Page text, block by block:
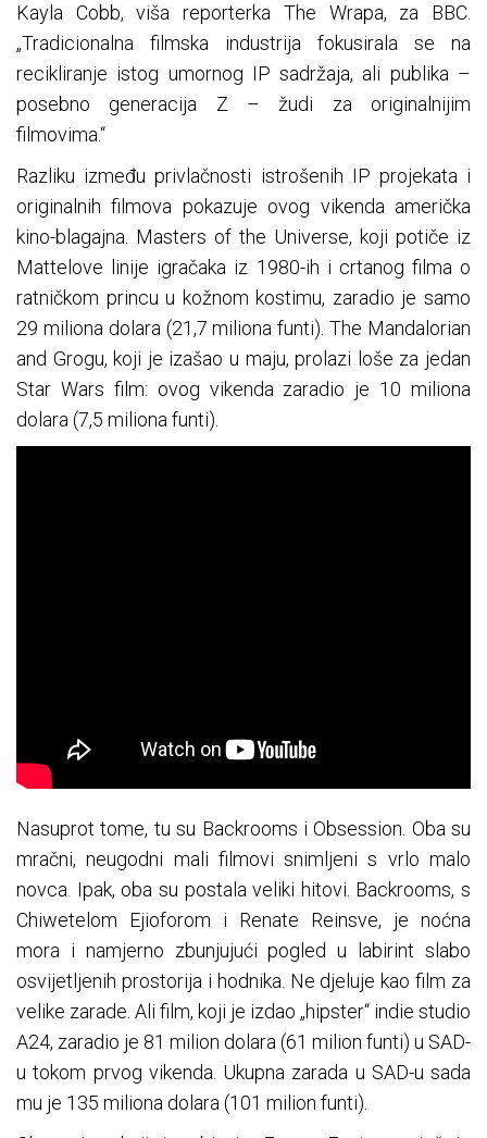
Kayla Cobb, viša reporterka The Wrapa, za BBC.
„Tradicionalna filmska industrija fokusirala se na
recikliranje istog umornog IP sadržaja, ali publika –
posebno generacija Z – žudi za originalnijim
filmovima.“
Razliku između privlačnosti istrošenih IP projekata i
originalnih filmova pokazuje ovog vikenda američka
kino-blagajna. Masters of the Universe, koji potiče iz
Mattelove linije igračaka iz 1980-ih i crtanog filma o
ratničkom princu u kožnom kostimu, zaradio je samo
29 miliona dolara (21,7 miliona funti). The Mandalorian
and Grogu, koji je izašao u maju, prolazi loše za jedan
Star Wars film: ovog vikenda zaradio je 10 miliona
dolara (7,5 miliona funti).
Nasuprot tome, tu su Backrooms i Obsession. Oba su
mračni, neugodni mali filmovi snimljeni s vrlo malo
novca. Ipak, oba su postala veliki hitovi. Backrooms, s
Chiwetelom Ejioforom i Renate Reinsve, je noćna
mora i namjerno zbunjujući pogled u labirint slabo
osvijetljenih prostorija i hodnika. Ne djeluje kao film za
velike zarade. Ali film, koji je izdao „hipster“ indie studio
A24, zaradio je 81 milion dolara (61 milion funti) u SAD-
u tokom prvog vikenda. Ukupna zarada u SAD-u sada
mu je 135 miliona dolara (101 milion funti).